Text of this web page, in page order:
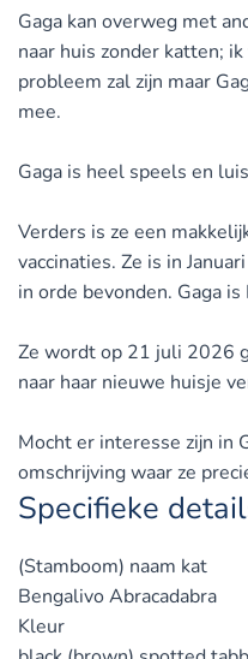
Gaga kan overweg met
naar huis zonder katten;
probleem zal zijn maar
mee.
Gaga is heel speels en
Verders is ze een
vaccinaties. Ze is in
in orde bevonden. Gaga
Ze wordt op 21 juli 2026
naar haar nieuwe huisje
Mocht er interesse zijn in
omschrijving waar ze
Specifieke
(Stamboom) naam kat
Bengalivo Abracadabra
Kleur